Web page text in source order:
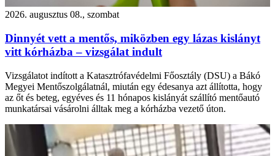
2026. augusztus 08., szombat
Dinnyét vett a mentős, miközben egy lázas kislányt
vitt kórházba – vizsgálat indult
Vizsgálatot indított a Katasztrófavédelmi Főosztály (DSU) a Bákó
Megyei Mentőszolgálatnál, miután egy édesanya azt állította, hogy
az őt és beteg, egyéves és 11 hónapos kislányát szállító mentőautó
munkatársai vásárolni álltak meg a kórházba vezető úton.